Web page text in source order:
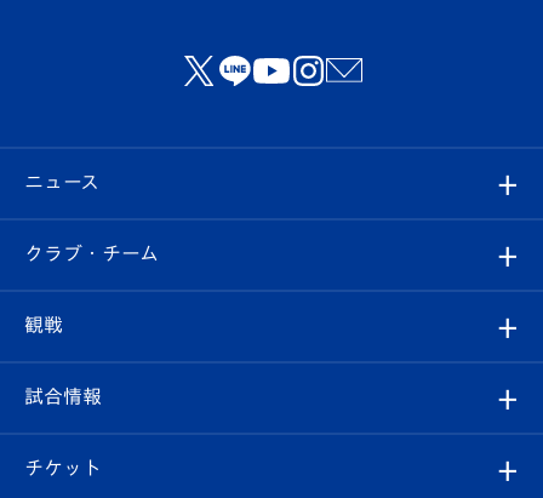
ニュース
すべて
クラブ
試合情報
クラブ・チーム
クラブ概要
観戦
観戦ルール
試合情報
試合日程/結果
チケット